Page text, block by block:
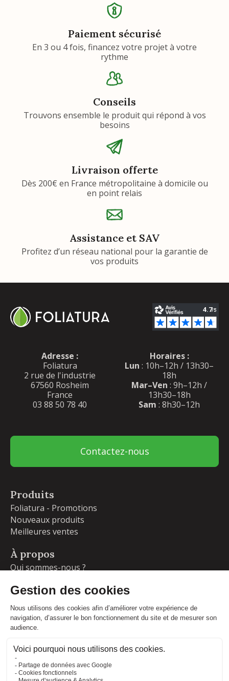
Paiement sécurisé
En 3 ou 4 fois, financez votre projet à votre
rythme
Conseils
Trouvons ensemble le produit qui répond à vos
besoins
Livraison offerte
Dès 200€ en France métropolitaine à domicile ou
en point relais
Assistance et SAV
Profitez d’un réseau national pour la garantie de
vos produits
Adresse :
Foliatura
2 rue de l'industrie
67560 Rosheim
France
03 88 50 78 40
Horaires :
Lun : 10h–12h / 13h30–
18h
Mar–Ven : 9h–12h /
13h30–18h
Sam : 8h30–12h
Contactez-nous
Produits
Foliatura - Promotions
Nouveaux produits
Meilleures ventes
À propos
Qui sommes-nous ?
Livraisons et retours
Blog
Votre compte
Commandes
Adresses